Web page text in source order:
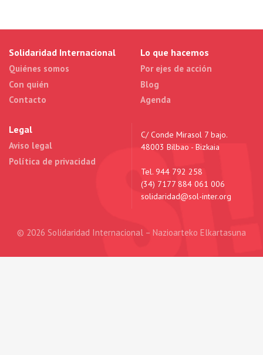
Solidaridad Internacional
Quiénes somos
Con quién
Contacto
Lo que hacemos
Por ejes de acción
Blog
Agenda
Legal
Aviso legal
Política de privacidad
C/ Conde Mirasol 7 bajo.
48003 Bilbao - Bizkaia
Tel. 944 792 258
(34) 7177 884 061 006
solidaridad@sol-inter.org
© 2026 Solidaridad Internacional – Nazioarteko Elkartasuna